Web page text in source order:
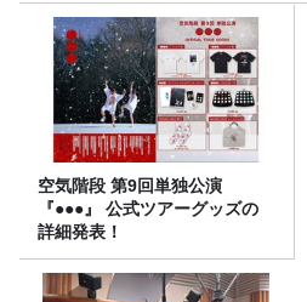
空気階段 第9回単独公演
『●●●』 公式ツアーグッズの
詳細発表！